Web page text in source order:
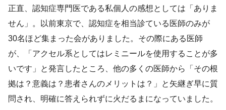
正直、認知症専門医である私個人の感想としては「ありま
せん」。以前東京で、認知症を相当診ている医師のみが
30名ほど集まった会がありました。その際にある医師
が、「アクセル系としてはレミニールを使用することが多
いです」と発言したところ、他の多くの医師から「その根
拠は？意義は？患者さんのメリットは？」と矢継ぎ早に質
問され、明確に答えられずに火だるまになっていました。